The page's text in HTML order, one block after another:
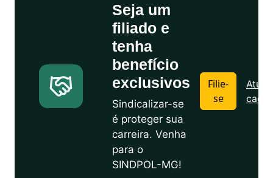
Seja um
filiado e
tenha
benefício
exclusivos
Sindicalizar-se
é proteger sua
carreira. Venha
para o
SINDPOL-MG!
Filie-
se